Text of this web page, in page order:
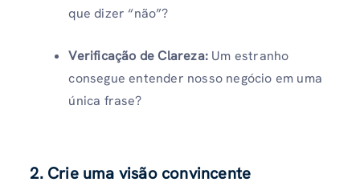
que dizer “não”?
Verificação de Clareza: Um estranho
consegue entender nosso negócio em uma
única frase?
2. Crie uma visão convincente